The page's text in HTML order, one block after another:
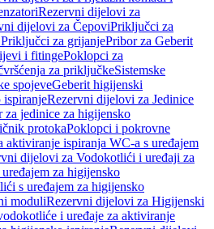
Rezervni dijelovi za
dijelovi za ČepoviPriključci za
za grijanjePribor za Geberit
i fitingePoklopci za
za priključkeSistemske
spojeveGeberit higijenski
ispiranjeRezervni dijelovi za Jedinice
za jedinice za higijensko
protokaPoklopci i pokrovne
ispiranja WC-a s uređajem
dijelovi za Vodokotlići i uređaji za
za higijensko
s uređajem za higijensko
moduliRezervni dijelovi za Higijenski
i uređaje za aktiviranje